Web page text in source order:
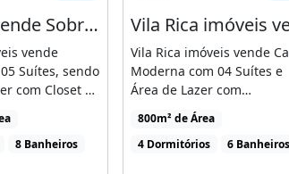
e de altíssima
em portas e janelas de toda
Vila Rica vende Sobrado I 05 Suítes I 01 Suíte Master com Closet e Banheira de
vende
Suítes, sendo
com Closet e
8 Banheiros
Vila Rica imóveis vende
Moderna com 04 Suítes e
Área de Lazer com
Churrasqueira, Piscina e
800m² de Área
4 Dormitórios
6 Banheiros